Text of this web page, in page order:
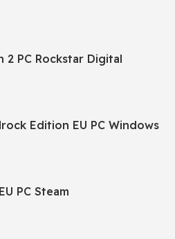
2 PC Rockstar Digital
Edition EU PC Windows
PC Steam